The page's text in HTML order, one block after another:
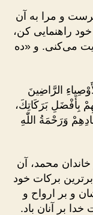
صبح
و مرا به آن
راهنمایى کن،
می‌کنی. و «ده
الرَّاضِينَ
بِأَفْضَلِ بَرَكَاتِكَ،
وَرَحْمَةُ اللّٰهِ
محمد، آن
برکات خود
و بر ارواح و
بر آنان باد.